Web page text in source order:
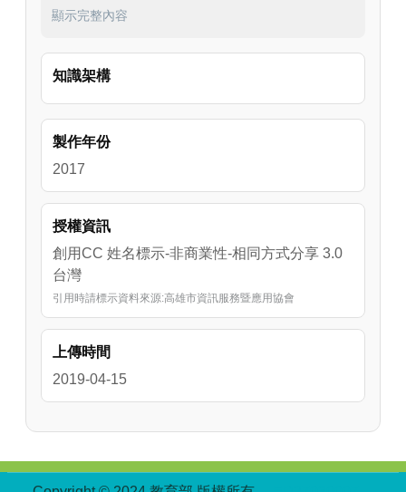
藥，加上特有落山風的關係少了病蟲害的煩
香Q飽滿、晶瑩剔透，來四重溪泡溫泉時，不妨
買包溫泉米品嘗看看，送禮自用兩相宜喔！
顯示完整內容
知識架構
製作年份
2017
授權資訊
創用CC 姓名標示-非商業性-相同方式分享 3.0
台灣
引用時請標示資料來源:高雄市資訊服務暨應用協會
上傳時間
2019-04-15